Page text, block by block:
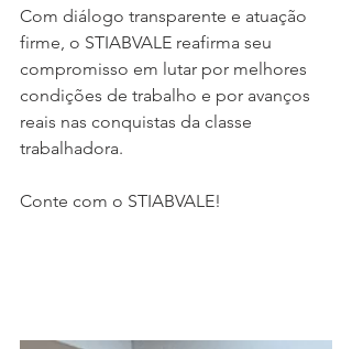
Com diálogo transparente e atuação
firme, o STIABVALE reafirma seu
compromisso em lutar por melhores
condições de trabalho e por avanços
reais nas conquistas da classe
trabalhadora.
Conte com o STIABVALE!